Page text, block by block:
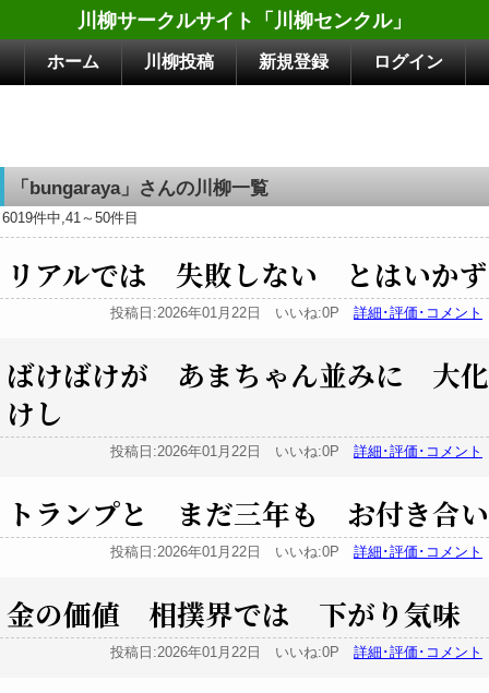
川柳サークルサイト「川柳センクル」
ホーム 川柳投稿 新規登録 ログイン
「bungaraya」さんの川柳一覧
6019件中,41～50件目
リアルでは 失敗しない とはいかず
投稿日:2026年01月22日 いいね:0P 詳細･評価･コメント
ばけばけが あまちゃん並みに 大化
けし
投稿日:2026年01月22日 いいね:0P 詳細･評価･コメント
トランプと まだ三年も お付き合い
投稿日:2026年01月22日 いいね:0P 詳細･評価･コメント
金の価値 相撲界では 下がり気味
投稿日:2026年01月22日 いいね:0P 詳細･評価･コメント